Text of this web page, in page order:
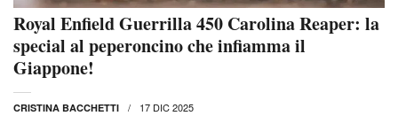
Royal Enfield Guerrilla 450 Carolina Reaper: la
special al peperoncino che infiamma il
Giappone!
CRISTINA BACCHETTI 17 DIC 2025